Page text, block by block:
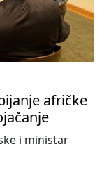
afričke
i ministar